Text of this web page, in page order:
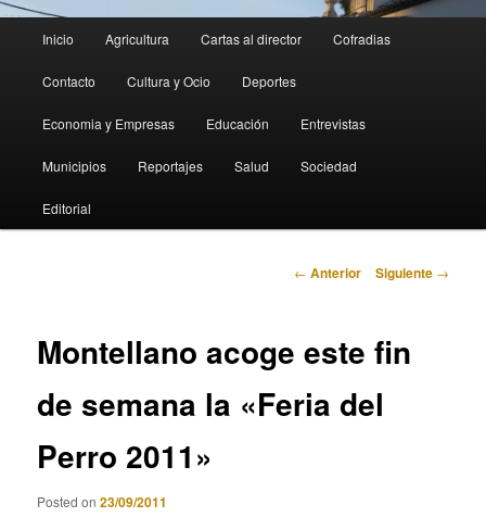
principal
Inicio Agricultura Cartas al director Cofradias
Contacto Cultura y Ocio Deportes
Economia y Empresas Educación Entrevistas
Municipios Reportajes Salud Sociedad
Editorial
Navegación
← Anterior Siguiente →
Montellano acoge este fin
de semana la «Feria del
Perro 2011»
Posted on23/09/2011